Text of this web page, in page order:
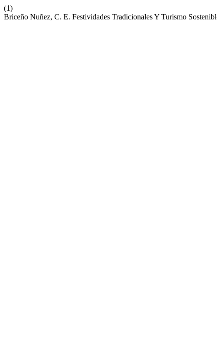
(1)
Briceño Nuñez, C. E. Festividades Tradicionales Y Turismo